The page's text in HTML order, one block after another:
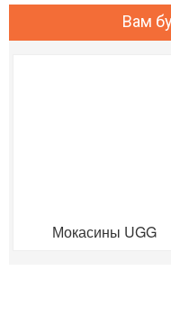
Вам
Мокасины UGG